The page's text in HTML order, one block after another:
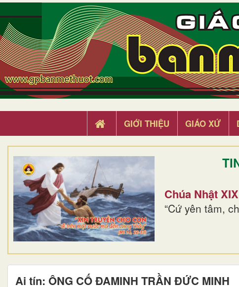
GIỚI THIỆU GIÁO XỨ
Chúa Nhật
“Cứ yên tâm,
Ai tín: ÔNG CỐ ĐAMINH TRẦN ĐỨC MINH